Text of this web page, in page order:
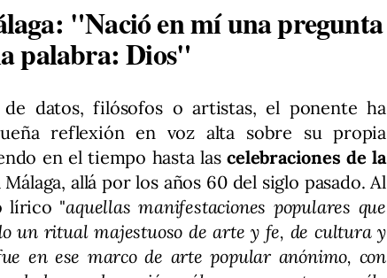
"Nació en mí una pregunta
palabra: Dios"
datos, filósofos o artistas, el ponente ha
reflexión en voz alta sobre su propia
en el tiempo hasta lascelebraciones de la
allá por los años 60 del siglo pasado. Al
lírico "aquellas manifestaciones populares que
un ritual majestuoso de arte y fe, de cultura y
en ese marco de arte popular anónimo, con